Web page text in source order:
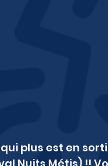
plus est en